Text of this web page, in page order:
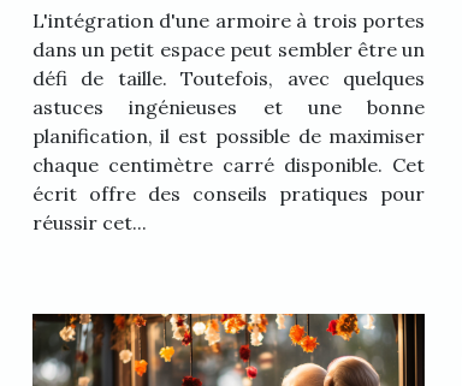
L'intégration d'une armoire à trois portes
dans un petit espace peut sembler être un
défi de taille. Toutefois, avec quelques
astuces ingénieuses et une bonne
planification, il est possible de maximiser
chaque centimètre carré disponible. Cet
écrit offre des conseils pratiques pour
réussir cet...